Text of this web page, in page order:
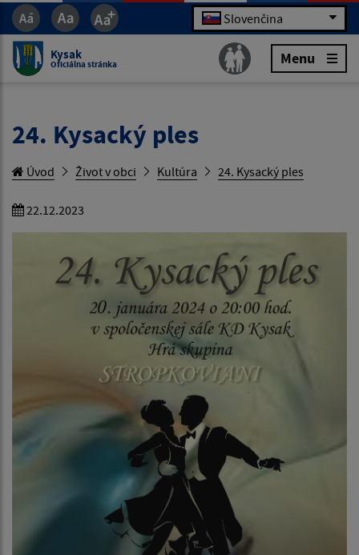
Slovenčina
Kysak
Oficiálna stránka Menu
24. Kysacký ples
Úvod Život v obci Kultúra 24. Kysacký ples
22.12.2023